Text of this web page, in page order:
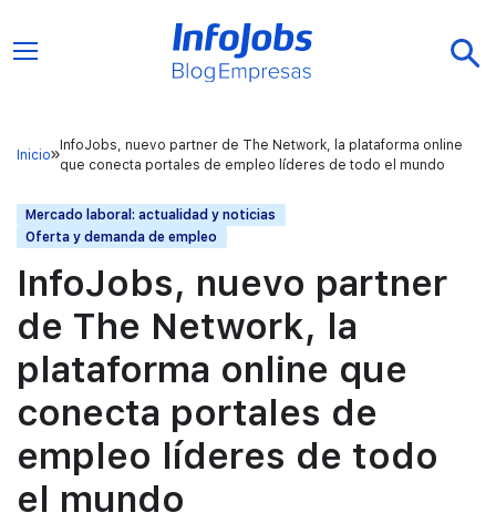
Inicio
InfoJobs, nuevo partner de The Network, la plataforma online
que conecta portales de empleo líderes de todo el mundo
Mercado laboral: actualidad y noticias
Oferta y demanda de empleo
InfoJobs, nuevo partner
de The Network, la
plataforma online que
conecta portales de
empleo líderes de todo
el mundo